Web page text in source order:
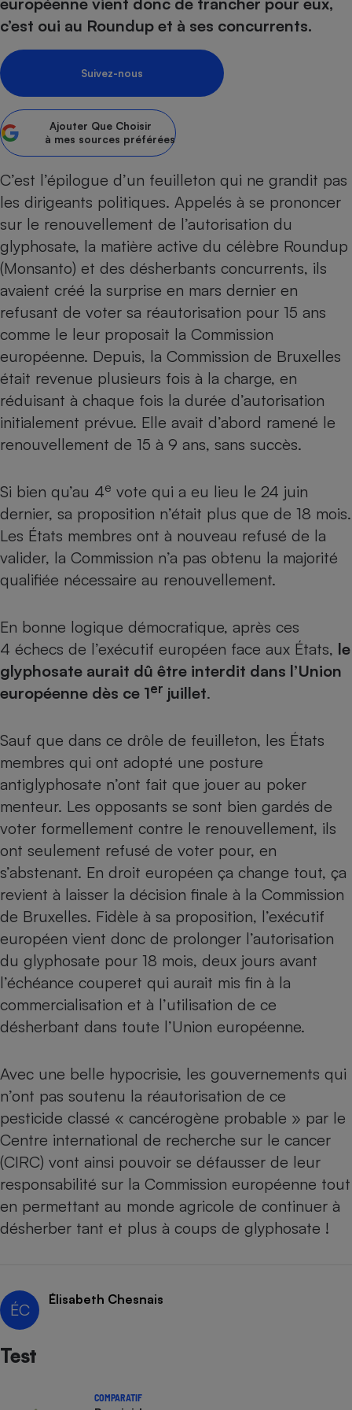
c’est oui au Roundup et à ses concurrents.
Suivez-nous
Ajouter Que Choisir
à mes sources préférées
C’est l’épilogue d’un feuilleton qui ne grandit pas
les dirigeants politiques. Appelés à se prononcer
sur le renouvellement de l’autorisation du
glyphosate, la matière active du célèbre Roundup
(Monsanto) et des désherbants concurrents, ils
avaient créé la surprise en mars dernier en
refusant de voter sa réautorisation pour 15 ans
comme le leur proposait la Commission
européenne. Depuis, la Commission de Bruxelles
était revenue plusieurs fois à la charge, en
réduisant à chaque fois la durée d’autorisation
initialement prévue. Elle avait d’abord ramené le
renouvellement de 15 à 9 ans, sans succès.
Si bien qu’au 4e vote qui a eu lieu le 24 juin
dernier, sa proposition n’était plus que de 18 mois.
Les États membres ont à nouveau refusé de la
valider, la Commission n’a pas obtenu la majorité
qualifiée nécessaire au renouvellement.
En bonne logique démocratique, après ces
4 échecs de l’exécutif européen face aux États, le
glyphosate aurait dû être interdit dans l’Union
européenne dès ce 1er juillet.
Sauf que dans ce drôle de feuilleton, les États
membres qui ont adopté une posture
antiglyphosate n’ont fait que jouer au poker
menteur. Les opposants se sont bien gardés de
voter formellement contre le renouvellement, ils
ont seulement refusé de voter pour, en
s’abstenant. En droit européen ça change tout, ça
revient à laisser la décision finale à la Commission
de Bruxelles. Fidèle à sa proposition, l’exécutif
européen vient donc de prolonger l’autorisation
du glyphosate pour 18 mois, deux jours avant
l’échéance couperet qui aurait mis fin à la
commercialisation et à l’utilisation de ce
désherbant dans toute l’Union européenne.
Avec une belle hypocrisie, les gouvernements qui
n’ont pas soutenu la réautorisation de ce
pesticide classé « cancérogène probable » par le
Centre international de recherche sur le cancer
(CIRC) vont ainsi pouvoir se défausser de leur
responsabilité sur la Commission européenne tout
en permettant au monde agricole de continuer à
désherber tant et plus à coups de glyphosate !
ÉC
Élisabeth Chesnais
Test
COMPARATIF
Sécurité - Hygiène
Supermarché - Drive
Complément
alimentaire
bouteille
Assurance
Banque - Crédit
Epargne - Fiscalité
Mutuelle
Assurance emprunteur
Banque
Circulation routière
Pièce détachée
Moto
Comparateur auto
Comparatif
Comparatif aspirateur
Comparatif aspirateur
Comparatif cafetière
Comparatif robot cuiseur
Comparatif centrale
Gros électroménager
Petit électroménager -
Lave-linge
Plaque de cuisson à
Climatiseur -
Ventilateur
Cafetière à expressos
Robot ménager
Comparatif casque audio
Comparatif ultrabook
Comparatif tablette
Image et son
Informatique
Internet
Téléphonie
Téléviseur
Antivirus
Crédit immobilier
Comparatif tondeuse
Aménagement
Bricolage - Jardinage
Chauffage
Produit d'entretien
Sécurité domestique
Matelas
Radiateur électrique
Climatiseur -
Ventilateur
Maladie - Médecine -
Système de santé -
Mutuelle
Antimoustique
Maison de retraite
Retraite
Choisir son fioul
Choisir son pellet
Comparateur assurance emprunteur
Tous les comparateurs
Toutes les cartes interactives
Speedtest - Testez le débit de votre
connexion Internet